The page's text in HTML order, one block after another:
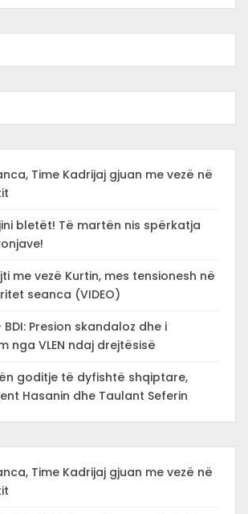
Time Kadrijaj gjuan me vezë në
bletët! Të martën nis spërkatja
me vezë Kurtin, mes tensionesh në
seanca (VIDEO)
BDI: Presion skandaloz dhe i
nga VLEN ndaj drejtësisë
goditje të dyfishtë shqiptare,
Hasanin dhe Taulant Seferin
Time Kadrijaj gjuan me vezë në